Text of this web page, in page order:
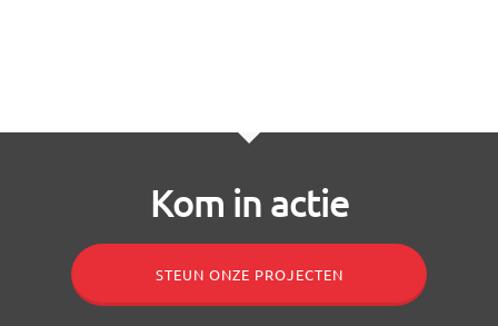
Kom in actie
STEUN ONZE PROJECTEN